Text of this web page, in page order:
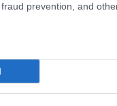
prevention, and
ÉS
MEGINT